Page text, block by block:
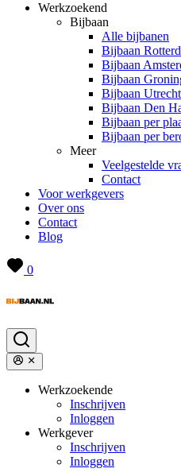
Werkzoekend
Bijbaan
Alle bijbanen
Bijbaan
Bijbaan
Bijbaan
Bijbaan Utrecht
Bijbaan Den
Bijbaan per
Bijbaan per
Meer
Veelgestelde
Contact
Voor werkgevers
Over ons
Contact
Blog
0
Werkzoekende
Inschrijven
Inloggen
Werkgever
Inschrijven
Inloggen